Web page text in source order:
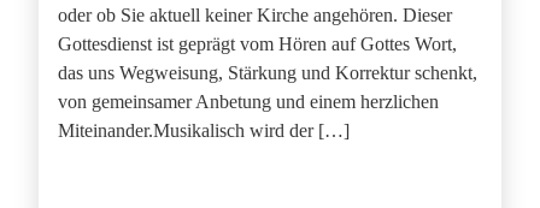
oder ob Sie aktuell keiner Kirche angehören. Dieser
Gottesdienst ist geprägt vom Hören auf Gottes Wort,
das uns Wegweisung, Stärkung und Korrektur schenkt,
von gemeinsamer Anbetung und einem herzlichen
Miteinander.Musikalisch wird der […]